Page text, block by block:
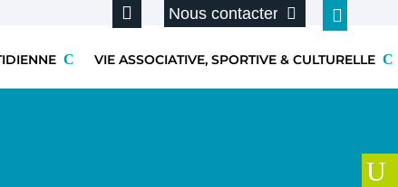
Nous contacter
VIE ASSOCIATIVE, SPORTIVE & CULTURELLE
U